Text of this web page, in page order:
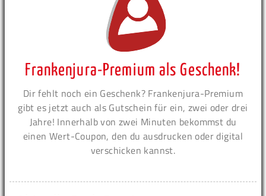
Frankenjura-Premium als Geschenk!
Dir fehlt noch ein Geschenk? Frankenjura-Premium
gibt es jetzt auch als Gutschein für ein, zwei oder drei
Jahre! Innerhalb von zwei Minuten bekommst du
einen Wert-Coupon, den du ausdrucken oder digital
verschicken kannst.